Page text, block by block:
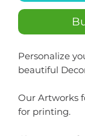
Personalize
beautiful
Our Artworks
for printing.